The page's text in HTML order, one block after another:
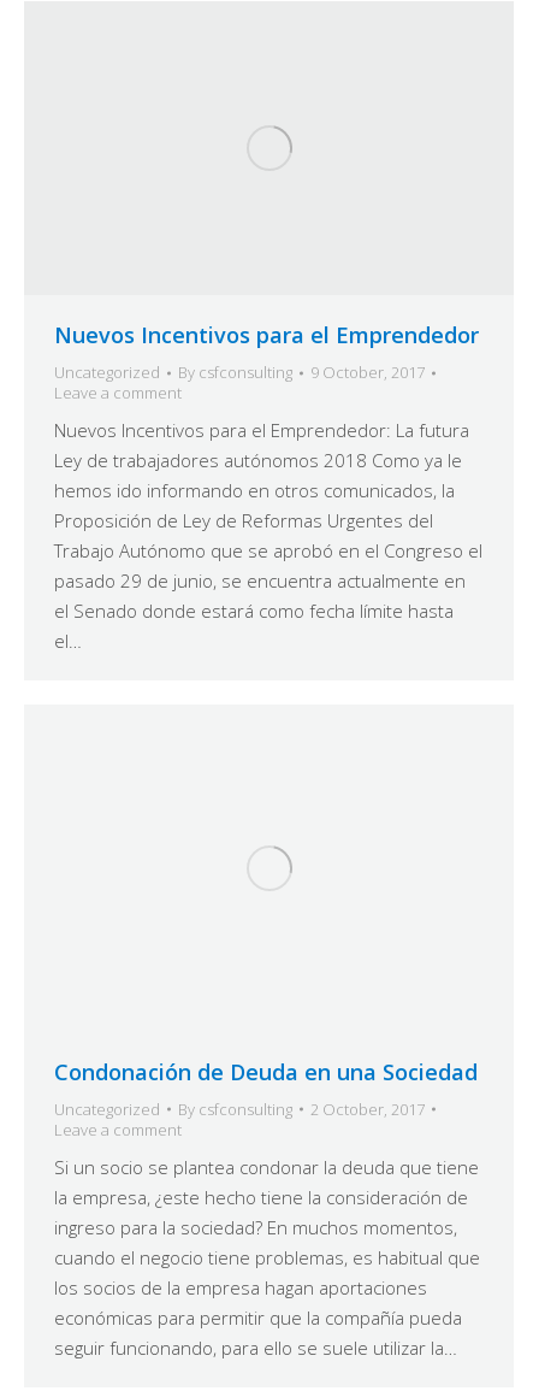
Nuevos Incentivos para el Emprendedor
Uncategorized By csfconsulting
9 October, 2017
Leave a comment
Nuevos Incentivos para el Emprendedor: La futura
Ley de trabajadores autónomos 2018 Como ya le
hemos ido informando en otros comunicados, la
Proposición de Ley de Reformas Urgentes del
Trabajo Autónomo que se aprobó en el Congreso el
pasado 29 de junio, se encuentra actualmente en
el Senado donde estará como fecha límite hasta
el…
Condonación de Deuda en una Sociedad
Uncategorized By csfconsulting
2 October, 2017
Leave a comment
Si un socio se plantea condonar la deuda que tiene
la empresa, ¿este hecho tiene la consideración de
ingreso para la sociedad? En muchos momentos,
cuando el negocio tiene problemas, es habitual que
los socios de la empresa hagan aportaciones
económicas para permitir que la compañía pueda
seguir funcionando, para ello se suele utilizar la…